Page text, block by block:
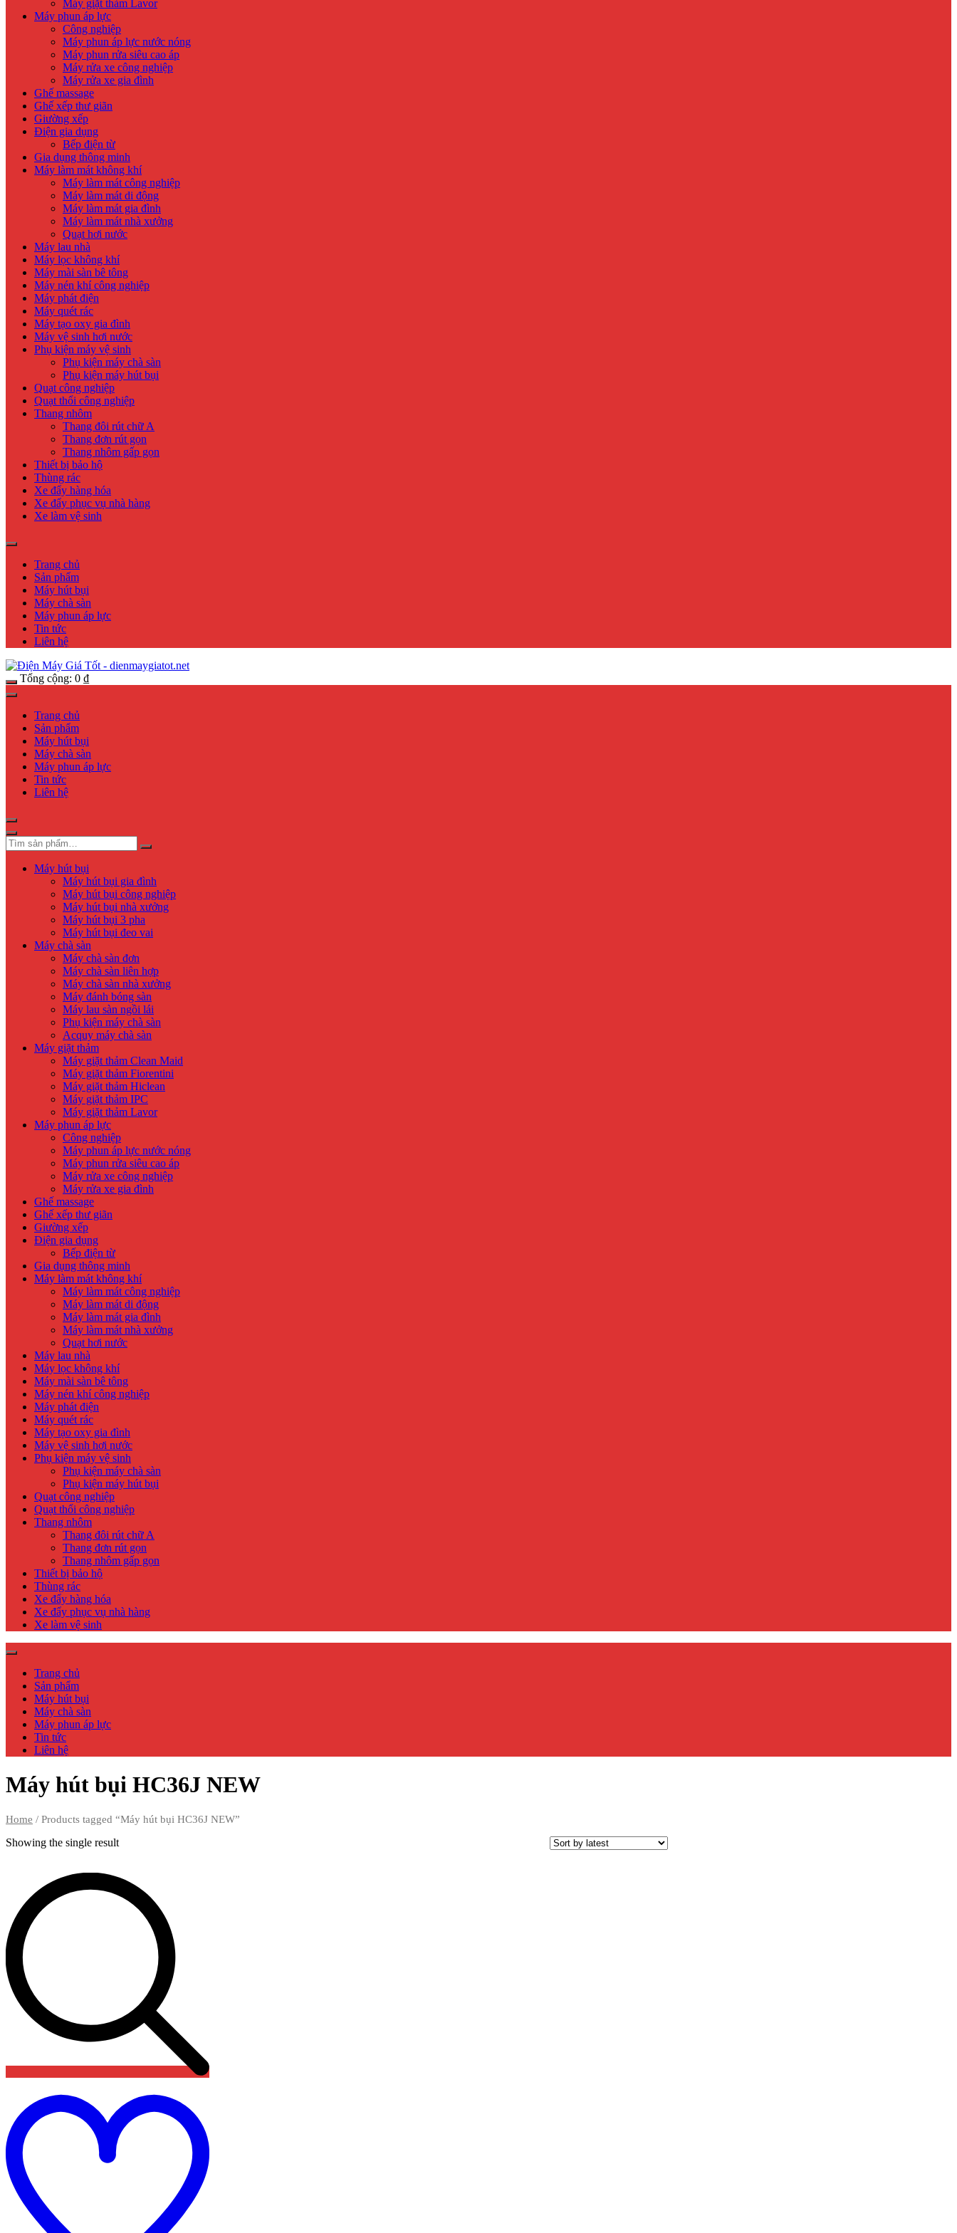
Máy giặt thảm Lavor
Máy phun áp lực
Công nghiệp
Máy phun áp lực nước nóng
Máy phun rửa siêu cao áp
Máy rửa xe công nghiệp
Máy rửa xe gia đình
Ghế massage
Ghế xếp thư giãn
Giường xếp
Điện gia dụng
Bếp điện từ
Gia dụng thông minh
Máy làm mát không khí
Máy làm mát công nghiệp
Máy làm mát di động
Máy làm mát gia đình
Máy làm mát nhà xưởng
Quạt hơi nước
Máy lau nhà
Máy lọc không khí
Máy mài sàn bê tông
Máy nén khí công nghiệp
Máy phát điện
Máy quét rác
Máy tạo oxy gia đình
Máy vệ sinh hơi nước
Phụ kiện máy vệ sinh
Phụ kiện máy chà sàn
Phụ kiện máy hút bụi
Quạt công nghiệp
Quạt thổi công nghiệp
Thang nhôm
Thang đôi rút chữ A
Thang đơn rút gọn
Thang nhôm gấp gọn
Thiết bị bảo hộ
Thùng rác
Xe đẩy hàng hóa
Xe đẩy phục vụ nhà hàng
Xe làm vệ sinh
Trang chủ
Sản phẩm
Máy hút bụi
Máy chà sàn
Máy phun áp lực
Tin tức
Liên hệ
Tổng cộng: 0 ₫
Trang chủ
Sản phẩm
Máy hút bụi
Máy chà sàn
Máy phun áp lực
Tin tức
Liên hệ
Máy hút bụi
Máy hút bụi gia đình
Máy hút bụi công nghiệp
Máy hút bụi nhà xưởng
Máy hút bụi 3 pha
Máy hút bụi đeo vai
Máy chà sàn
Máy chà sàn đơn
Máy chà sàn liên hợp
Máy chà sàn nhà xưởng
Máy đánh bóng sàn
Máy lau sàn ngồi lái
Phụ kiện máy chà sàn
Acquy máy chà sàn
Máy giặt thảm
Máy giặt thảm Clean Maid
Máy giặt thảm Fiorentini
Máy giặt thảm Hiclean
Máy giặt thảm IPC
Máy giặt thảm Lavor
Máy phun áp lực
Công nghiệp
Máy phun áp lực nước nóng
Máy phun rửa siêu cao áp
Máy rửa xe công nghiệp
Máy rửa xe gia đình
Ghế massage
Ghế xếp thư giãn
Giường xếp
Điện gia dụng
Bếp điện từ
Gia dụng thông minh
Máy làm mát không khí
Máy làm mát công nghiệp
Máy làm mát di động
Máy làm mát gia đình
Máy làm mát nhà xưởng
Quạt hơi nước
Máy lau nhà
Máy lọc không khí
Máy mài sàn bê tông
Máy nén khí công nghiệp
Máy phát điện
Máy quét rác
Máy tạo oxy gia đình
Máy vệ sinh hơi nước
Phụ kiện máy vệ sinh
Phụ kiện máy chà sàn
Phụ kiện máy hút bụi
Quạt công nghiệp
Quạt thổi công nghiệp
Thang nhôm
Thang đôi rút chữ A
Thang đơn rút gọn
Thang nhôm gấp gọn
Thiết bị bảo hộ
Thùng rác
Xe đẩy hàng hóa
Xe đẩy phục vụ nhà hàng
Xe làm vệ sinh
Trang chủ
Sản phẩm
Máy hút bụi
Máy chà sàn
Máy phun áp lực
Tin tức
Liên hệ
Máy hút bụi HC36J NEW
Home / Products tagged “Máy hút bụi HC36J NEW”
Showing the single result